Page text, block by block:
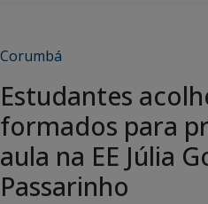
Corumbá
Estudantes
formados para
aula na EE Júlia
Passarinho